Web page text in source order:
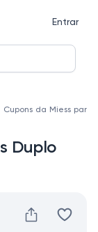
Entrar
Cupons da Miess para
Duplo